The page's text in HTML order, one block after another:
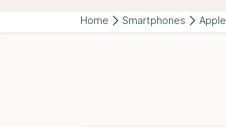
Home Smartphones Apple